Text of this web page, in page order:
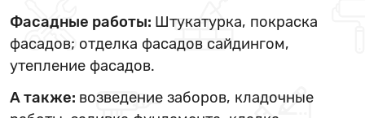
Фасадные работы: Штукатурка, покраска
фасадов; отделка фасадов сайдингом,
утепление фасадов.
А также: возведение заборов, кладочные